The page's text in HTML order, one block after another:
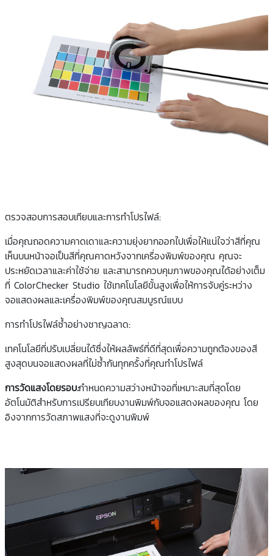
ตรวจสอบการสอบเทียบและการทำโปรไฟล์:
เมื่อคุณถอดความคาดเดาและความยุ่งยากออกไปเพื่อให้แน่ใจว่าสีที่คุณ
เห็นบนหน้าจอเป็นสีที่คุณคาดหวังจากเครื่องพิมพ์ของคุณ คุณจะ
ประหยัดเวลาและค่าใช้จ่าย และสามารถควบคุมภาพของคุณได้อย่างเต็ม
ที่ ColorChecker Studio ใช้เทคโนโลยีขั้นสูงเพื่อให้การจับคู่ระหว่าง
จอแสดงผลและเครื่องพิมพ์ของคุณสมบูรณ์แบบ
การทำโปรไฟล์ซ้ำอย่างชาญฉลาด:
เทคโนโลยีที่ปรับเปลี่ยนได้ซึ่งให้ผลลัพธ์ที่ดีที่สุดเพื่อความถูกต้องของสี
สูงสุดบนจอแสดงผลที่ไม่ซ้ำกันทุกครั้งที่คุณทำโปรไฟล์
การวัดแสงโดยรอบ:กำหนดความสว่างหน้าจอที่เหมาะสมที่สุดโดย
อัตโนมัติสำหรับการเปรียบเทียบงานพิมพ์กับจอแสดงผลของคุณ โดย
อิงจากการวัดสภาพแสงที่จะดูงานพิมพ์